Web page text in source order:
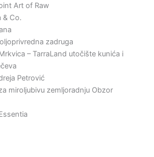
Art of Raw
& Co.
zadruga
– TarraLand utočište kunića i
Petrović
miroljubivu zemljoradnju Obzor